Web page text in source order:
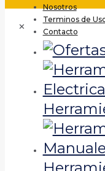
Nosotros
Terminos de
Contacto
✕